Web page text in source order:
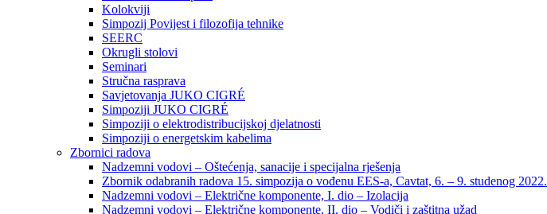
Kolokviji​
Simpozij Povijest i filozofija tehnike
SEERC
Okrugli stolovi
Seminari​
Stručna rasprava​
Savjetovanja JUKO CIGRÉ
Simpoziji JUKO CIGRÉ
Simpoziji o elektrodistribucijskoj djelatnosti
Simpoziji o energetskim kabelima
Zbornici radova
Nadzemni vodovi – Oštećenja, sanacije i specijalna rješenja
Zbornik odabranih radova 15. simpozija o vođenu EES-a, Cavtat, 6. – 9. studenog 2022.
Nadzemni vodovi – Električne komponente, I. dio – Izolacija
Nadzemni vodovi – Električne komponente, II. dio – Vodiči i zaštitna užad